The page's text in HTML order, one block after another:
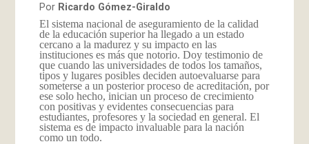
Por Ricardo Gómez-Giraldo
El sistema nacional de aseguramiento de la calidad
de la educación superior ha llegado a un estado
cercano a la madurez y su impacto en las
instituciones es más que notorio. Doy testimonio de
que cuando las universidades de todos los tamaños,
tipos y lugares posibles deciden autoevaluarse para
someterse a un posterior proceso de acreditación, por
ese solo hecho, inician un proceso de crecimiento
con positivas y evidentes consecuencias para
estudiantes, profesores y la sociedad en general. El
sistema es de impacto invaluable para la nación
como un todo.